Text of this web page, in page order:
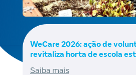
WeCare 2026: ação de
revitaliza horta de escola
Saiba mais